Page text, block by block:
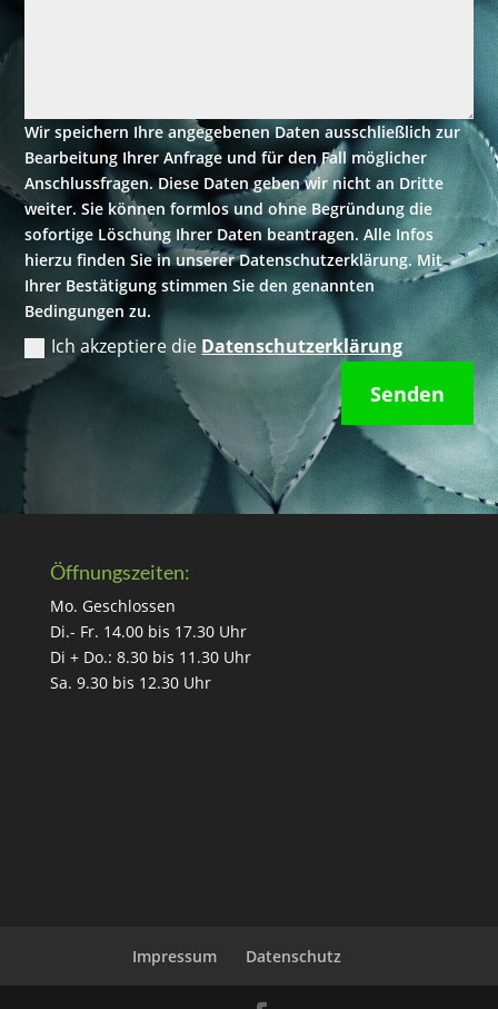
Wir speichern Ihre angegebenen Daten ausschließlich zur
Bearbeitung Ihrer Anfrage und für den Fall möglicher
Anschlussfragen. Diese Daten geben wir nicht an Dritte
weiter. Sie können formlos und ohne Begründung die
sofortige Löschung Ihrer Daten beantragen. Alle Infos
hierzu finden Sie in unserer Datenschutzerklärung. Mit
Ihrer Bestätigung stimmen Sie den genannten
Bedingungen zu.
Ich akzeptiere die Datenschutzerklärung
Senden
Öffnungszeiten:
Mo. Geschlossen
Di.- Fr. 14.00 bis 17.30 Uhr
Di + Do.: 8.30 bis 11.30 Uhr
Sa. 9.30 bis 12.30 Uhr
Impressum Datenschutz